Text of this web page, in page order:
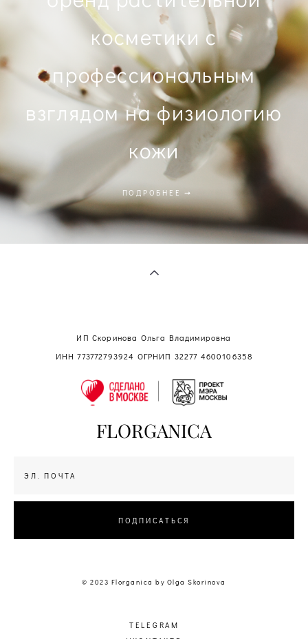
косметики с
профессиональным
взглядом на физиологию
кожи
ПОДРОБНЕЕ ➞
ИП Скоринова Ольга Владимировна
ИНН 773772793924 ОГРНИП 32277 4600106358
FLORGANICA
ПОДПИСАТЬСЯ
© 2023 Florganica by Olga Skorinova
TELEGRAM